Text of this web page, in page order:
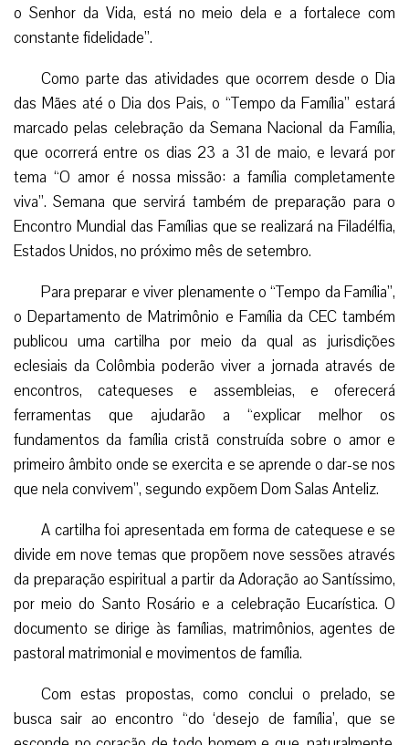
o Senhor da Vida, está no meio dela e a fortalece com
constante fidelidade”.
Como parte das atividades que ocorrem desde o Dia
das Mães até o Dia dos Pais, o “Tempo da Família” estará
marcado pelas celebração da Semana Nacional da Família,
que ocorrerá entre os dias 23 a 31 de maio, e levará por
tema “O amor é nossa missão: a família completamente
viva”. Semana que servirá também de preparação para o
Encontro Mundial das Famílias que se realizará na Filadélfia,
Estados Unidos, no próximo mês de setembro.
Para preparar e viver plenamente o “Tempo da Família”,
o Departamento de Matrimônio e Família da CEC também
publicou uma cartilha por meio da qual as jurisdições
eclesiais da Colômbia poderão viver a jornada através de
encontros, catequeses e assembleias, e oferecerá
ferramentas que ajudarão a “explicar melhor os
fundamentos da família cristã construída sobre o amor e
primeiro âmbito onde se exercita e se aprende o dar-se nos
que nela convivem”, segundo expõem Dom Salas Anteliz.
A cartilha foi apresentada em forma de catequese e se
divide em nove temas que propõem nove sessões através
da preparação espiritual a partir da Adoração ao Santíssimo,
por meio do Santo Rosário e a celebração Eucarística. O
documento se dirige às famílias, matrimônios, agentes de
pastoral matrimonial e movimentos de família.
Com estas propostas, como conclui o prelado, se
busca sair ao encontro “do ‘desejo de família’, que se